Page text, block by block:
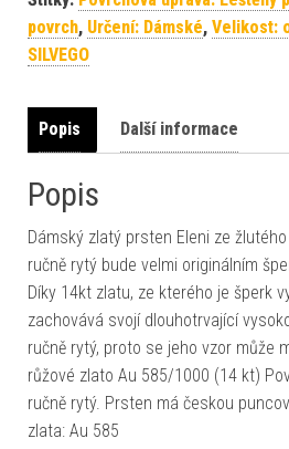
povrch, Určení: Dámské, Velikost:
SILVEGO
Popis Další informace
Popis
Dámský zlatý prsten Eleni ze
ručně rytý bude velmi originálním
Díky 14kt zlatu, ze kterého je šperk
zachovává svojí dlouhotrvající
ručně rytý, proto se jeho vzor může
růžové zlato Au 585/1000 (14 kt)
ručně rytý. Prsten má českou
zlata: Au 585